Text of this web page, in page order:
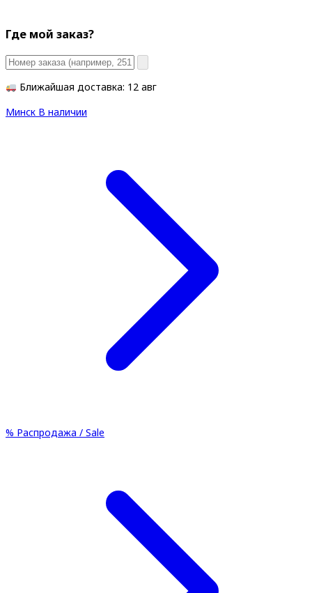
Где мой заказ?
Ближайшая доставка: 12 авг
Минск В наличии
% Распродажа / Sale